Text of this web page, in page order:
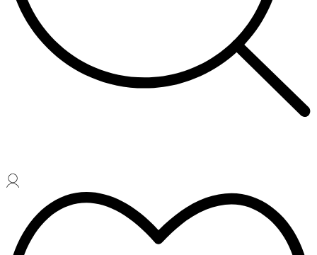
специально для
оптимального
наслаждения
Революция в
дегустаторами
и обнаружил,
что форма
бокала влияет
на восприятие
вина — его